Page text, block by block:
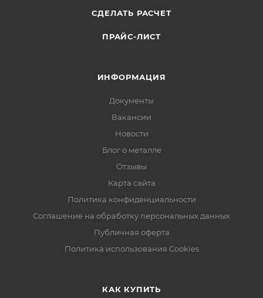
СДЕЛАТЬ РАСЧЕТ
ПРАЙС-ЛИСТ
ИНФОРМАЦИЯ
Документы
Вакансии
Новости
Блог о металле
Отзывы
Карта сайта
Политика конфиденциальности
Соглашение на обработку персональных данных
Публичная оферта
Политика использования Cookies
КАК КУПИТЬ